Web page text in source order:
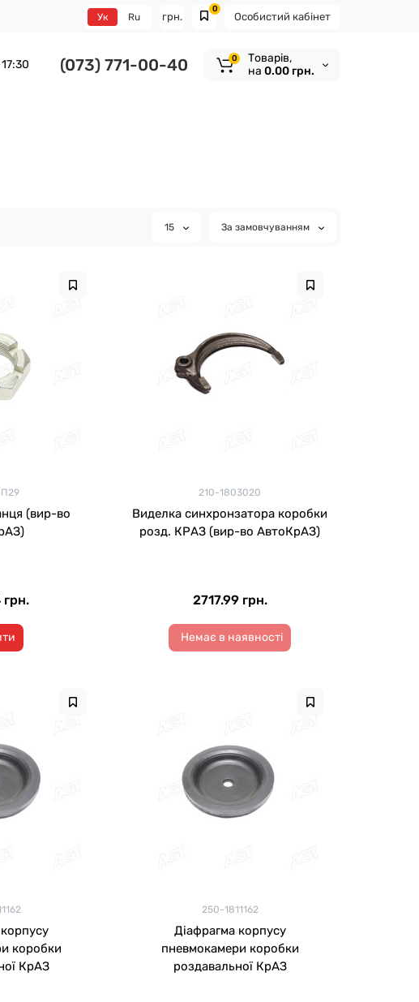
Особистий кабінет
0
грн.
Ук Ru
(073) 771-00-40 0
Tоварів,
на 0.00 грн.
15 За замовчуванням
П29
(вир-во
210-1803020
Виделка синхронзатора коробки
розд. КРАЗ (вир-во АвтоКрАЗ)
2717.99 грн.
Немає в наявності
коробки
КрАЗ
250-1811162
Діафрагма корпусу
пневмокамери коробки
роздавальної КрАЗ